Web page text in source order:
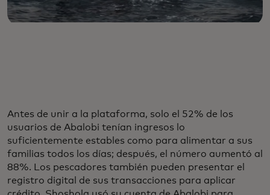
Antes de unir a la plataforma, solo el 52% de los
usuarios de Abalobi tenían ingresos lo
suficientemente estables como para alimentar a sus
familias todos los días; después, el número aumentó al
88%. Los pescadores también pueden presentar el
registro digital de sus transacciones para aplicar